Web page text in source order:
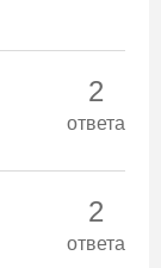
2
ответа
2
ответа